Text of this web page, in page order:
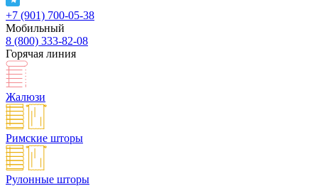
+7 (901) 700-05-38
Мобильный
8 (800) 333-82-08
Горячая линия
Жалюзи
Римские шторы
Рулонные шторы